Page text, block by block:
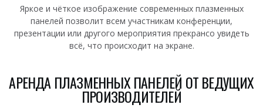
Яркое и чёткое изображение современных плазменных
панелей позволит всем участникам конференции,
презентации или другого мероприятия прекрансо увидеть
всё, что происходит на экране.
АРЕНДА ПЛАЗМЕННЫХ ПАНЕЛЕЙ ОТ ВЕДУЩИХ
ПРОИЗВОДИТЕЛЕЙ